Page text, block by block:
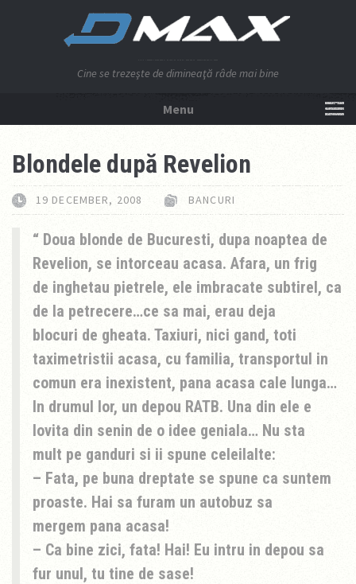
Cine se trezeşte de dimineaţă râde mai bine
Menu
Blondele după Revelion
19 DECEMBER, 2008 BANCURI
Doua blonde de Bucuresti, dupa noaptea de
Revelion, se intorceau acasa. Afara, un frig
de inghetau pietrele, ele imbracate subtirel, ca
de la petrecere…ce sa mai, erau deja
blocuri de gheata. Taxiuri, nici gand, toti
taximetristii acasa, cu familia, transportul in
comun era inexistent, pana acasa cale lunga…
In drumul lor, un depou RATB. Una din ele e
lovita din senin de o idee geniala… Nu sta
mult pe ganduri si ii spune celeilalte:
– Fata, pe buna dreptate se spune ca suntem
proaste. Hai sa furam un autobuz sa
mergem pana acasa!
– Ca bine zici, fata! Hai! Eu intru in depou sa
fur unul, tu tine de sase!